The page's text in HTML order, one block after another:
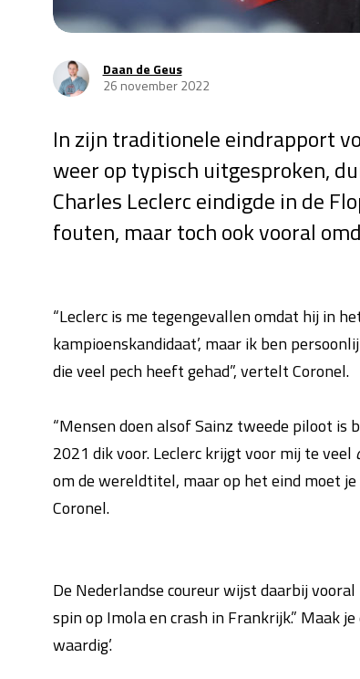
Daan de Geus
26 november 2022
In zijn traditionele eindrapport
weer op typisch uitgesproken,
Charles Leclerc eindigde in de
fouten, maar toch ook vooral
“Leclerc is me tegengevallen omdat hij in
kampioenskandidaat’, maar ik ben
die veel pech heeft gehad”, vertelt Coronel.
“Mensen doen alsof Sainz tweede piloot
2021 dik voor. Leclerc krijgt voor mij te veel
om de wereldtitel, maar op het eind moet
Coronel.
De Nederlandse coureur wijst daarbij
spin op Imola en crash in Frankrijk.” Maak
waardig’.